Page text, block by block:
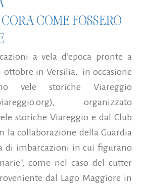
COME FOSSERO
a vela d’epoca pronte a
ottobre in Versilia, in occasione
vele storiche Viareggio
organizzato
storiche Viareggio e dal Club
la collaborazione della Guardia
di imbarcazioni in cui figurano
come nel caso del cutter
dal Lago Maggiore in